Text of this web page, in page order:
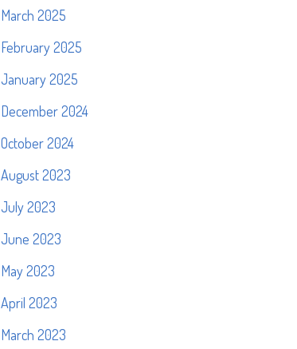
March 2025
February 2025
January 2025
December 2024
October 2024
August 2023
July 2023
June 2023
May 2023
April 2023
March 2023